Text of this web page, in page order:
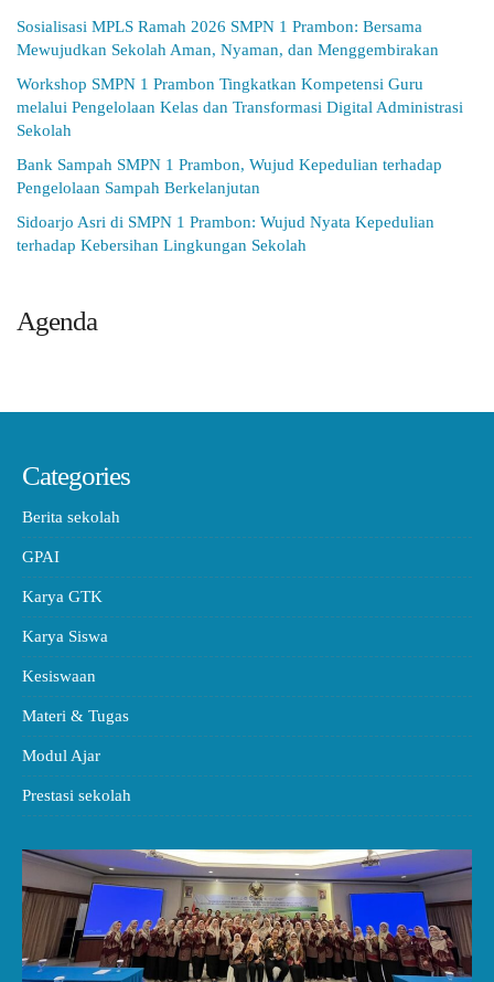
Sosialisasi MPLS Ramah 2026 SMPN 1 Prambon: Bersama
Mewujudkan Sekolah Aman, Nyaman, dan Menggembirakan
Workshop SMPN 1 Prambon Tingkatkan Kompetensi Guru
melalui Pengelolaan Kelas dan Transformasi Digital Administrasi
Sekolah
Bank Sampah SMPN 1 Prambon, Wujud Kepedulian terhadap
Pengelolaan Sampah Berkelanjutan
Sidoarjo Asri di SMPN 1 Prambon: Wujud Nyata Kepedulian
terhadap Kebersihan Lingkungan Sekolah
Agenda
Categories
Berita sekolah
GPAI
Karya GTK
Karya Siswa
Kesiswaan
Materi & Tugas
Modul Ajar
Prestasi sekolah